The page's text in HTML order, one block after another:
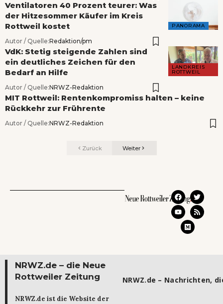
PANORAMA
Ventilatoren 40 Prozent teurer: Was
der Hitzesommer Käufer im Kreis
Rottweil kostet
Autor / Quelle:Redaktion/pm
LANDKREIS
ROTTWEIL
VdK: Stetig steigende Zahlen sind
ein deutliches Zeichen für den
Bedarf an Hilfe
Autor / Quelle:NRWZ-Redaktion
MIT Rottweil: Rentenkompromiss halten – keine
Rückkehr zur Frührente
Autor / Quelle:NRWZ-Redaktion
Zurück Weiter
NRWZ.de – die Neue
Rottweiler Zeitung
NRWZ.de ist die Website der
NRWZ.de – Nachrichten,